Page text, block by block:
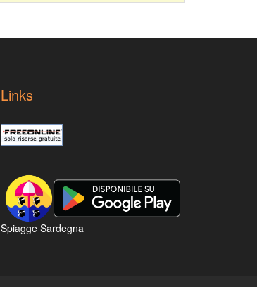
Links
Spiagge Sardegna